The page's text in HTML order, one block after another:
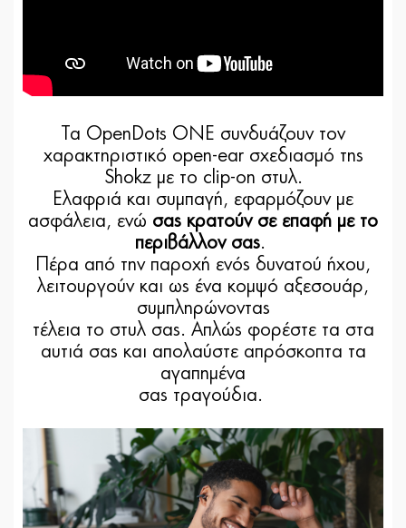
Τα OpenDots ONE συνδυάζουν τον
χαρακτηριστικό open-ear σχεδιασμό της
Shokz με το clip-on στυλ.
Ελαφριά και συμπαγή, εφαρμόζουν με
ασφάλεια, ενώ σας κρατούν σε επαφή με το
περιβάλλον σας.
Πέρα από την παροχή ενός δυνατού ήχου,
λειτουργούν και ως ένα κομψό αξεσουάρ,
συμπληρώνοντας
τέλεια το στυλ σας. Απλώς φορέστε τα στα
αυτιά σας και απολαύστε απρόσκοπτα τα
αγαπημένα
σας τραγούδια.